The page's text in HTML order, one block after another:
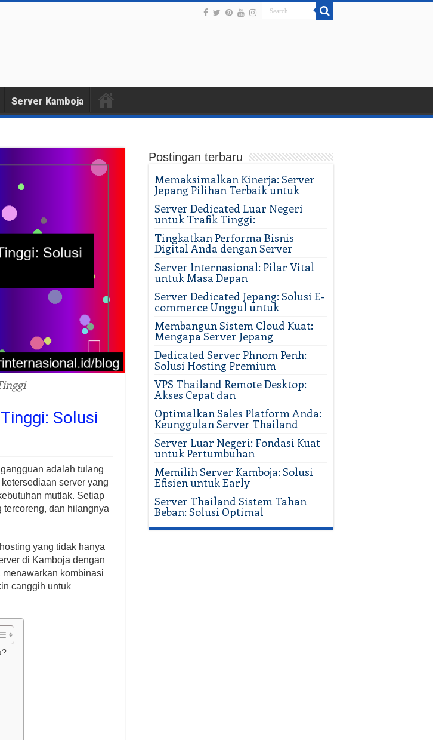
Server Kamboja
Solusi
adalah tulang
server yang
mutlak. Setiap
dan hilangnya
yang tidak hanya
di Kamboja dengan
kombinasi
canggih untuk
Postingan terbaru
Memaksimalkan Kinerja: Server
Jepang Pilihan Terbaik untuk
Server Dedicated Luar Negeri
untuk Trafik Tinggi:
Tingkatkan Performa Bisnis
Digital Anda dengan Server
Server Internasional: Pilar Vital
untuk Masa Depan
Server Dedicated Jepang: Solusi E-
commerce Unggul untuk
Membangun Sistem Cloud Kuat:
Mengapa Server Jepang
Dedicated Server Phnom Penh:
Solusi Hosting Premium
VPS Thailand Remote Desktop:
Akses Cepat dan
Optimalkan Sales Platform Anda:
Keunggulan Server Thailand
Server Luar Negeri: Fondasi Kuat
untuk Pertumbuhan
Memilih Server Kamboja: Solusi
Efisien untuk Early
Server Thailand Sistem Tahan
Beban: Solusi Optimal